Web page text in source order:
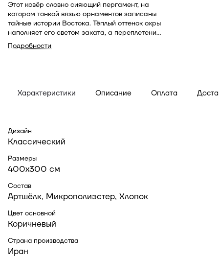
Этот ковёр словно сияющий пергамент, на
котором тонкой вязью орнаментов записаны
тайные истории Востока. Тёплый оттенок охры
наполняет его светом заката, а переплетения
цветов напоминают сад, в котором вечно
цветут узоры памяти.
Подробности
Характеристики Описание Оплата
Дизайн
Классический
Размеры
400x300 см
Состав
Артшёлк, Микрополиэстер, Хлопок
Цвет основной
Коричневый
Страна производства
Иран